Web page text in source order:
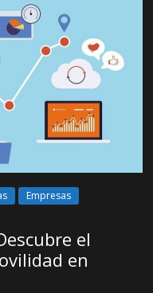
Empresas
el
en